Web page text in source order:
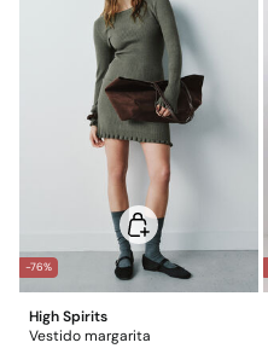
-76%
High Spirits
Vestido margarita